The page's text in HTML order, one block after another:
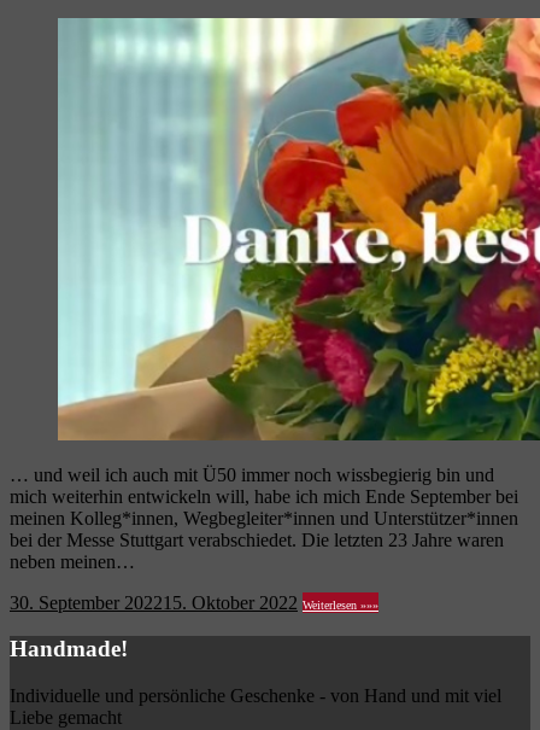
… und weil ich auch mit Ü50 immer noch wissbegierig bin und
mich weiterhin entwickeln will, habe ich mich Ende September bei
meinen Kolleg*innen, Wegbegleiter*innen und Unterstützer*innen
bei der Messe Stuttgart verabschiedet. Die letzten 23 Jahre waren
neben meinen…
30. September 202215. Oktober 2022 Weiterlesen »»»
Handmade!
Individuelle und persönliche Geschenke - von Hand und mit viel
Liebe gemacht